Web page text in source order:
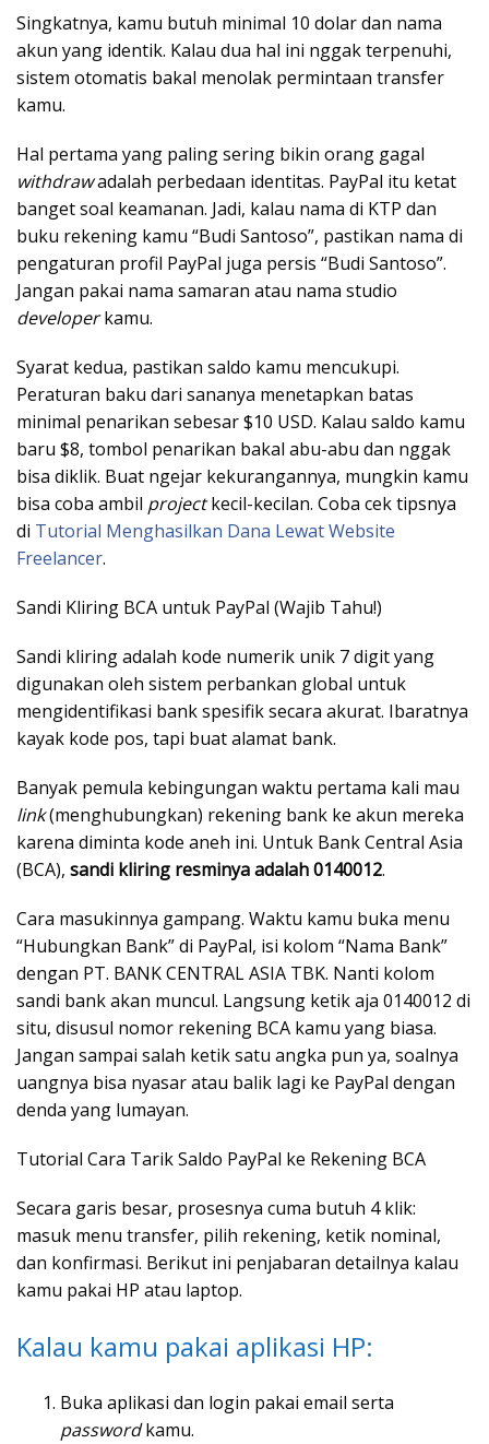
Singkatnya, kamu butuh minimal 10 dolar dan nama
akun yang identik. Kalau dua hal ini nggak terpenuhi,
sistem otomatis bakal menolak permintaan transfer
kamu.
Hal pertama yang paling sering bikin orang gagal
withdrawadalah perbedaan identitas. PayPal itu ketat
banget soal keamanan. Jadi, kalau nama di KTP dan
buku rekening kamu “Budi Santoso”, pastikan nama di
pengaturan profil PayPal juga persis “Budi Santoso”.
Jangan pakai nama samaran atau nama studio
developerkamu.
Syarat kedua, pastikan saldo kamu mencukupi.
Peraturan baku dari sananya menetapkan batas
minimal penarikan sebesar $10 USD. Kalau saldo kamu
baru $8, tombol penarikan bakal abu-abu dan nggak
bisa diklik. Buat ngejar kekurangannya, mungkin kamu
bisa coba ambil projectkecil-kecilan. Coba cek tipsnya
di Tutorial Menghasilkan Dana Lewat Website
Freelancer.
Sandi Kliring BCA untuk PayPal (Wajib Tahu!)
Sandi kliring adalah kode numerik unik 7 digit yang
digunakan oleh sistem perbankan global untuk
mengidentifikasi bank spesifik secara akurat. Ibaratnya
kayak kode pos, tapi buat alamat bank.
Banyak pemula kebingungan waktu pertama kali mau
link(menghubungkan) rekening bank ke akun mereka
karena diminta kode aneh ini. Untuk Bank Central Asia
(BCA), sandi kliring resminya adalah 0140012.
Cara masukinnya gampang. Waktu kamu buka menu
“Hubungkan Bank” di PayPal, isi kolom “Nama Bank”
dengan PT. BANK CENTRAL ASIA TBK. Nanti kolom
sandi bank akan muncul. Langsung ketik aja 0140012 di
situ, disusul nomor rekening BCA kamu yang biasa.
Jangan sampai salah ketik satu angka pun ya, soalnya
uangnya bisa nyasar atau balik lagi ke PayPal dengan
denda yang lumayan.
Tutorial Cara Tarik Saldo PayPal ke Rekening BCA
Secara garis besar, prosesnya cuma butuh 4 klik:
masuk menu transfer, pilih rekening, ketik nominal,
dan konfirmasi. Berikut ini penjabaran detailnya kalau
kamu pakai HP atau laptop.
Kalau kamu pakai aplikasi HP:
Buka aplikasi dan login pakai email serta
passwordkamu.